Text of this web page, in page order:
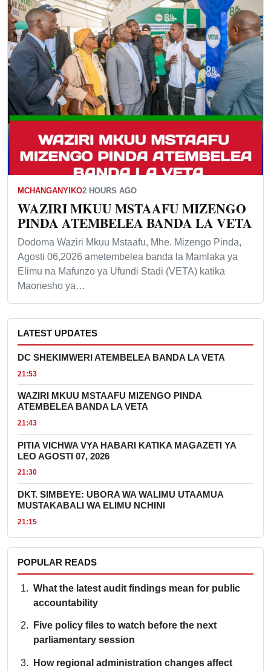
MCHANGANYIKO2 HOURS AGO
WAZIRI MKUU MSTAAFU MIZENGO
PINDA ATEMBELEA BANDA LA VETA
Dodoma Waziri Mkuu Mstaafu, Mhe. Mizengo Pinda,
Agosti 06,2026 ametembelea banda la Mamlaka ya
Elimu na Mafunzo ya Ufundi Stadi (VETA) katika
Maonesho ya…
LATEST UPDATES
DC SHEKIMWERI ATEMBELEA BANDA LA VETA
21:53
WAZIRI MKUU MSTAAFU MIZENGO PINDA
ATEMBELEA BANDA LA VETA
21:43
PITIA VICHWA VYA HABARI KATIKA MAGAZETI YA
LEO AGOSTI 07, 2026
21:30
DKT. SIMBEYE: UBORA WA WALIMU UTAAMUA
MUSTAKABALI WA ELIMU NCHINI
21:15
POPULAR READS
What the latest audit findings mean for public
accountability
Five policy files to watch before the next
parliamentary session
How regional administration changes affect